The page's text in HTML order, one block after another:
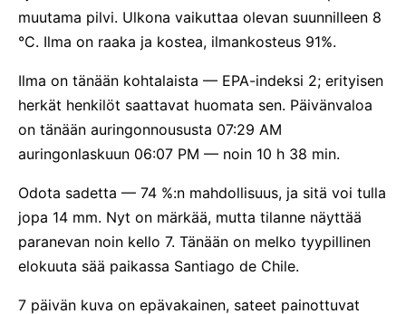
muutama pilvi. Ulkona vaikuttaa olevan suunnilleen 8
°C. Ilma on raaka ja kostea, ilmankosteus 91%.
Ilma on tänään kohtalaista — EPA-indeksi 2; erityisen
herkät henkilöt saattavat huomata sen. Päivänvaloa
on tänään auringonnoususta 07:29 AM
auringonlaskuun 06:07 PM — noin 10 h 38 min.
Odota sadetta — 74 %:n mahdollisuus, ja sitä voi tulla
jopa 14 mm. Nyt on märkää, mutta tilanne näyttää
paranevan noin kello 7. Tänään on melko tyypillinen
elokuuta sää paikassa Santiago de Chile.
7 päivän kuva on epävakainen, sateet painottuvat